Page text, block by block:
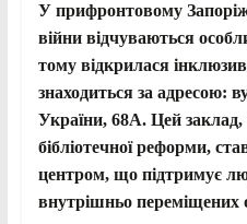
У прифронтовому
війни відчуваються
тому відкрилася
знаходиться за адресою:
України, 68А. Цей
бібліотечної реформи,
центром, що підтримує
внутрішньо переміщених